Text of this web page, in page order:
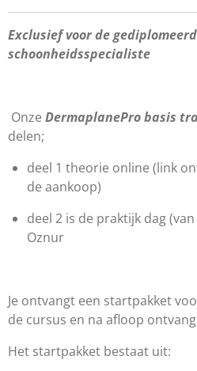
Exclusief voor de
schoonheidsspecialiste
Onze DermaplanePro basis
delen;
deel 1 theorie online (link
de aankoop)
deel 2 is de praktijk dag
Oznur
Je ontvangt een startpakket
de cursus en na afloop
Het startpakket bestaat uit: